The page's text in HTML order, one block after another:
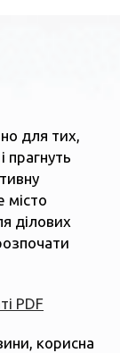
для тих,
прагнуть
місто
ділових
PDF
корисна